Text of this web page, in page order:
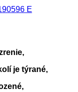
E
je týrané,